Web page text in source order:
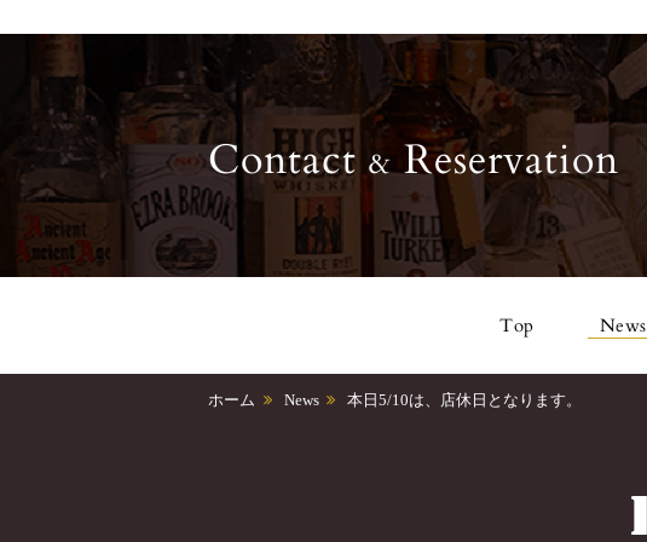
Contact&Reservation
Top News
ホーム News 本日5/10は、店休日となります。